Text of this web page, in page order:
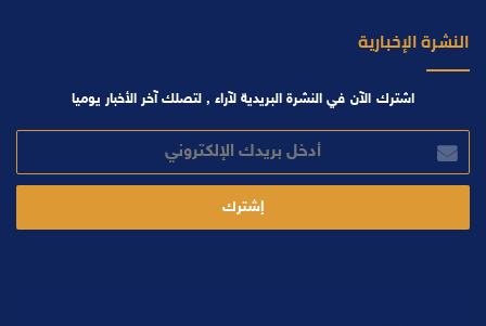
النشرة الإخبارية
اشترك الآن في النشرة البريدية لآراء , لتصلك آخر الأخبار يوميا
بريدك
الإلكتروني